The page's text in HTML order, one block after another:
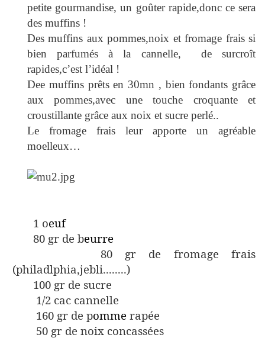
petite gourmandise, un goûter rapide,donc ce sera
des muffins !
Des muffins aux pommes,noix et fromage frais si
bien parfumés à la cannelle, de surcroît
rapides,c’est l’idéal !
Dee muffins prêts en 30mn , bien fondants grâce
aux pommes,avec une touche croquante et
croustillante grâce aux noix et sucre perlé..
Le fromage frais leur apporte un agréable
moelleux…
1 oeuf
80 gr de beurre
80 gr de fromage frais
(philadlphia,jebli........)
100 gr de sucre
1/2 cac cannelle
160 gr de pomme rapée
50 gr de noix concassées